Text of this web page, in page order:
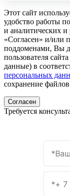
Этот сайт
удобство работы
и аналитических
«Согласен» и/или
поддоменами, Вы
пользователя
данные) в
персональных
сохранение файлов
Согласен
Требуется